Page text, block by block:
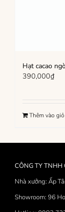
Hạt cacao
390,000₫
Thêm vào
CÔNG TY TNHH
Nhà xưởng: Ấp
Showroom: 96